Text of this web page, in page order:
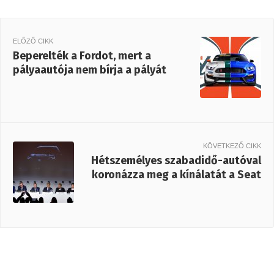
ELŐZŐ CIKK
Beperelték a Fordot, mert a
pályaautója nem bírja a pályát
KÖVETKEZŐ CIKK
Hétszemélyes szabadidő-autóval
koronázza meg a kínálatát a Seat